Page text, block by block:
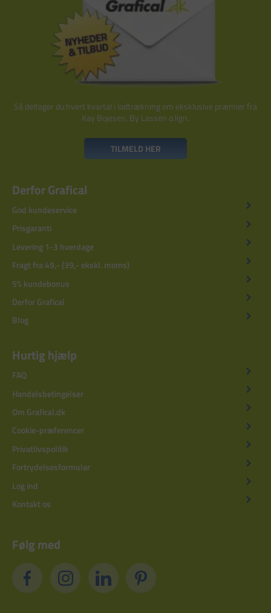
Så deltager du hvert kvartal i lodtrækning om eksklusive præmier fra
Kay Bojesen, By Lassen o.lign.
TILMELD HER
Derfor Grafical
God kundeservice
Prisgaranti
Levering 1-3 hverdage
Fragt fra 49,- (39,- ekskl. moms)
5% kundebonus
Derfor Grafical
Blog
Hurtig hjælp
FAQ
Handelsbetingelser
Om Grafical.dk
Cookie-præferencer
Privatlivspolitik
Fortrydelsesformular
Log ind
Kontakt os
Følg med